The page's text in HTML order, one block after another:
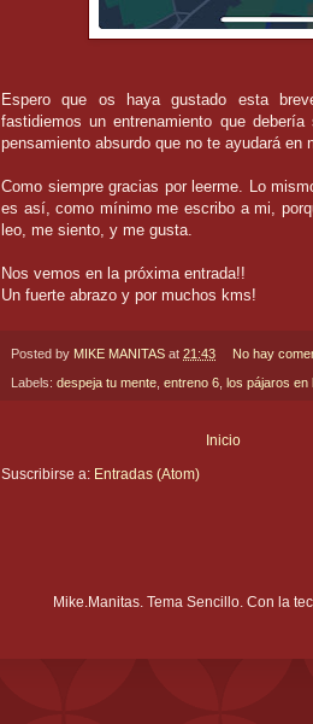
Espero que os haya gustado esta
fastidiemos un entrenamiento que
pensamiento absurdo que no te ayudará en
Como siempre gracias por leerme. Lo
es así, como mínimo me escribo a mi,
leo, me siento, y me gusta.
Nos vemos en la próxima entrada!!
Un fuerte abrazo y por muchos kms!
Posted by MIKE MANITAS at 21:43 No hay
Labels: despeja tu mente entreno 6 los pájaros en
Inicio
Suscribirse a: Entradas (Atom)
Mike.Manitas. Tema Sencillo. Con la